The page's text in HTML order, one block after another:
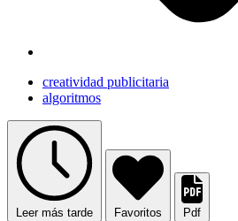
creatividad publicitaria
algoritmos
Leer más tarde Favoritos Pdf